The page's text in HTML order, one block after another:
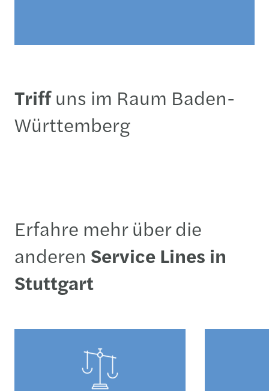
Triffuns im Raum Baden-
Württemberg
Erfahre mehr über die
anderen Service Lines in
Stuttgart